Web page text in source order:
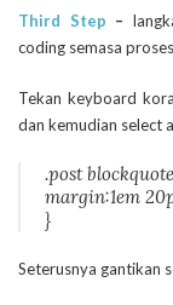
Third Step –
coding semasa
Tekan keyboard
dan kemudian select
.post
margin:1em
}
Seterusnya gantikan